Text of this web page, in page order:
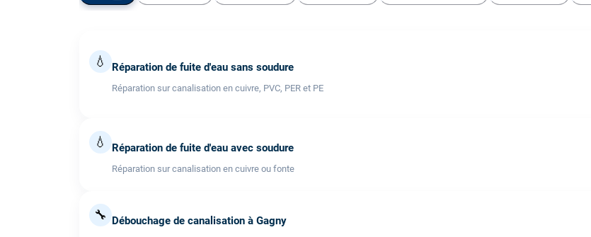
💧 Réparation de fuite d'eau sans soudure
Réparation sur canalisation en cuivre, PVC, PER et PE
💧 Réparation de fuite d'eau avec soudure
Réparation sur canalisation en cuivre ou fonte
🔧 Débouchage de canalisation à Gagny